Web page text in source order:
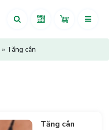
» Tăng cân
Tăng cân